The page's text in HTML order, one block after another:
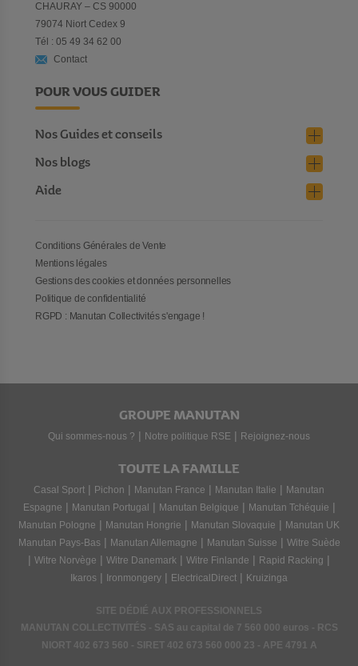
CHAURAY – CS 90000
79074 Niort Cedex 9
Tél : 05 49 34 62 00
Contact
POUR VOUS GUIDER
Nos Guides et conseils
Nos blogs
Aide
Conditions Générales de Vente
Mentions légales
Gestions des cookies et données personnelles
Politique de confidentialité
RGPD : Manutan Collectivités s'engage !
GROUPE MANUTAN
Qui sommes-nous ? | Notre politique RSE | Rejoignez-nous
TOUTE LA FAMILLE
Casal Sport | Pichon | Manutan France | Manutan Italie | Manutan
Espagne | Manutan Portugal | Manutan Belgique | Manutan Tchéquie |
Manutan Pologne | Manutan Hongrie | Manutan Slovaquie | Manutan UK
Manutan Pays-Bas | Manutan Allemagne | Manutan Suisse | Witre Suède
| Witre Norvège | Witre Danemark | Witre Finlande | Rapid Racking |
Ikaros | Ironmongery | ElectricalDirect | Kruizinga
SITE DÉDIÉ AUX PROFESSIONNELS
MANUTAN COLLECTIVITÉS - SAS au capital de 7 560 000 euros - RCS
NIORT 402 673 560 - SIRET 402 673 560 000 23 - APE 4791 A